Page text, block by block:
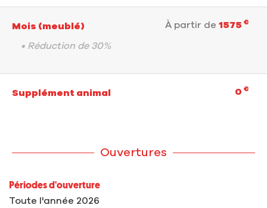
Mois (meublé) À partir de 1575 €
• Réduction de 30%
Supplément animal 0 €
Ouvertures
Périodes d'ouverture
Toute l'année 2026